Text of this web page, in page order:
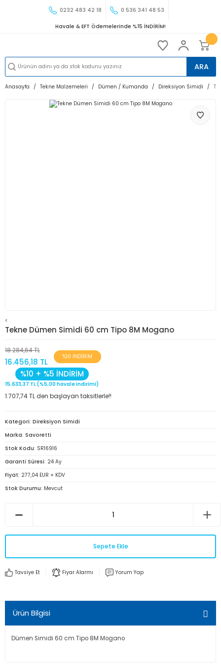
0232 483 42 18 0 536 341 48 53
Havale & EFT Ödemelerinde %15 İNDİRİM!
ARA
Anasayfa Tekne Malzemeleri Dümen / Kumanda Direksiyon Simidi
<
Tekne Dümen Simidi 60 cm Tipo 8M Mogano
18.284,64 TL
16.456,18 TL
%10 İNDİRİM
%10 + %5 İNDİRİM
15.633,37 TL (%5,00 havale indirimi)
1.707,74 TL den başlayan taksitlerle!!
Kategori Direksiyon Simidi
Marka Savoretti
Stok Kodu SR16916
Garanti Süresi 24 Ay
Fiyat 277,04 EUR + KDV
Stok Durumu Mevcut
Sepete Ekle
Tavsiye Et Fiyar Alarmı Yorum Yap
Ürün Bilgisi
Dümen Simidi 60 cm Tipo 8M Mogano